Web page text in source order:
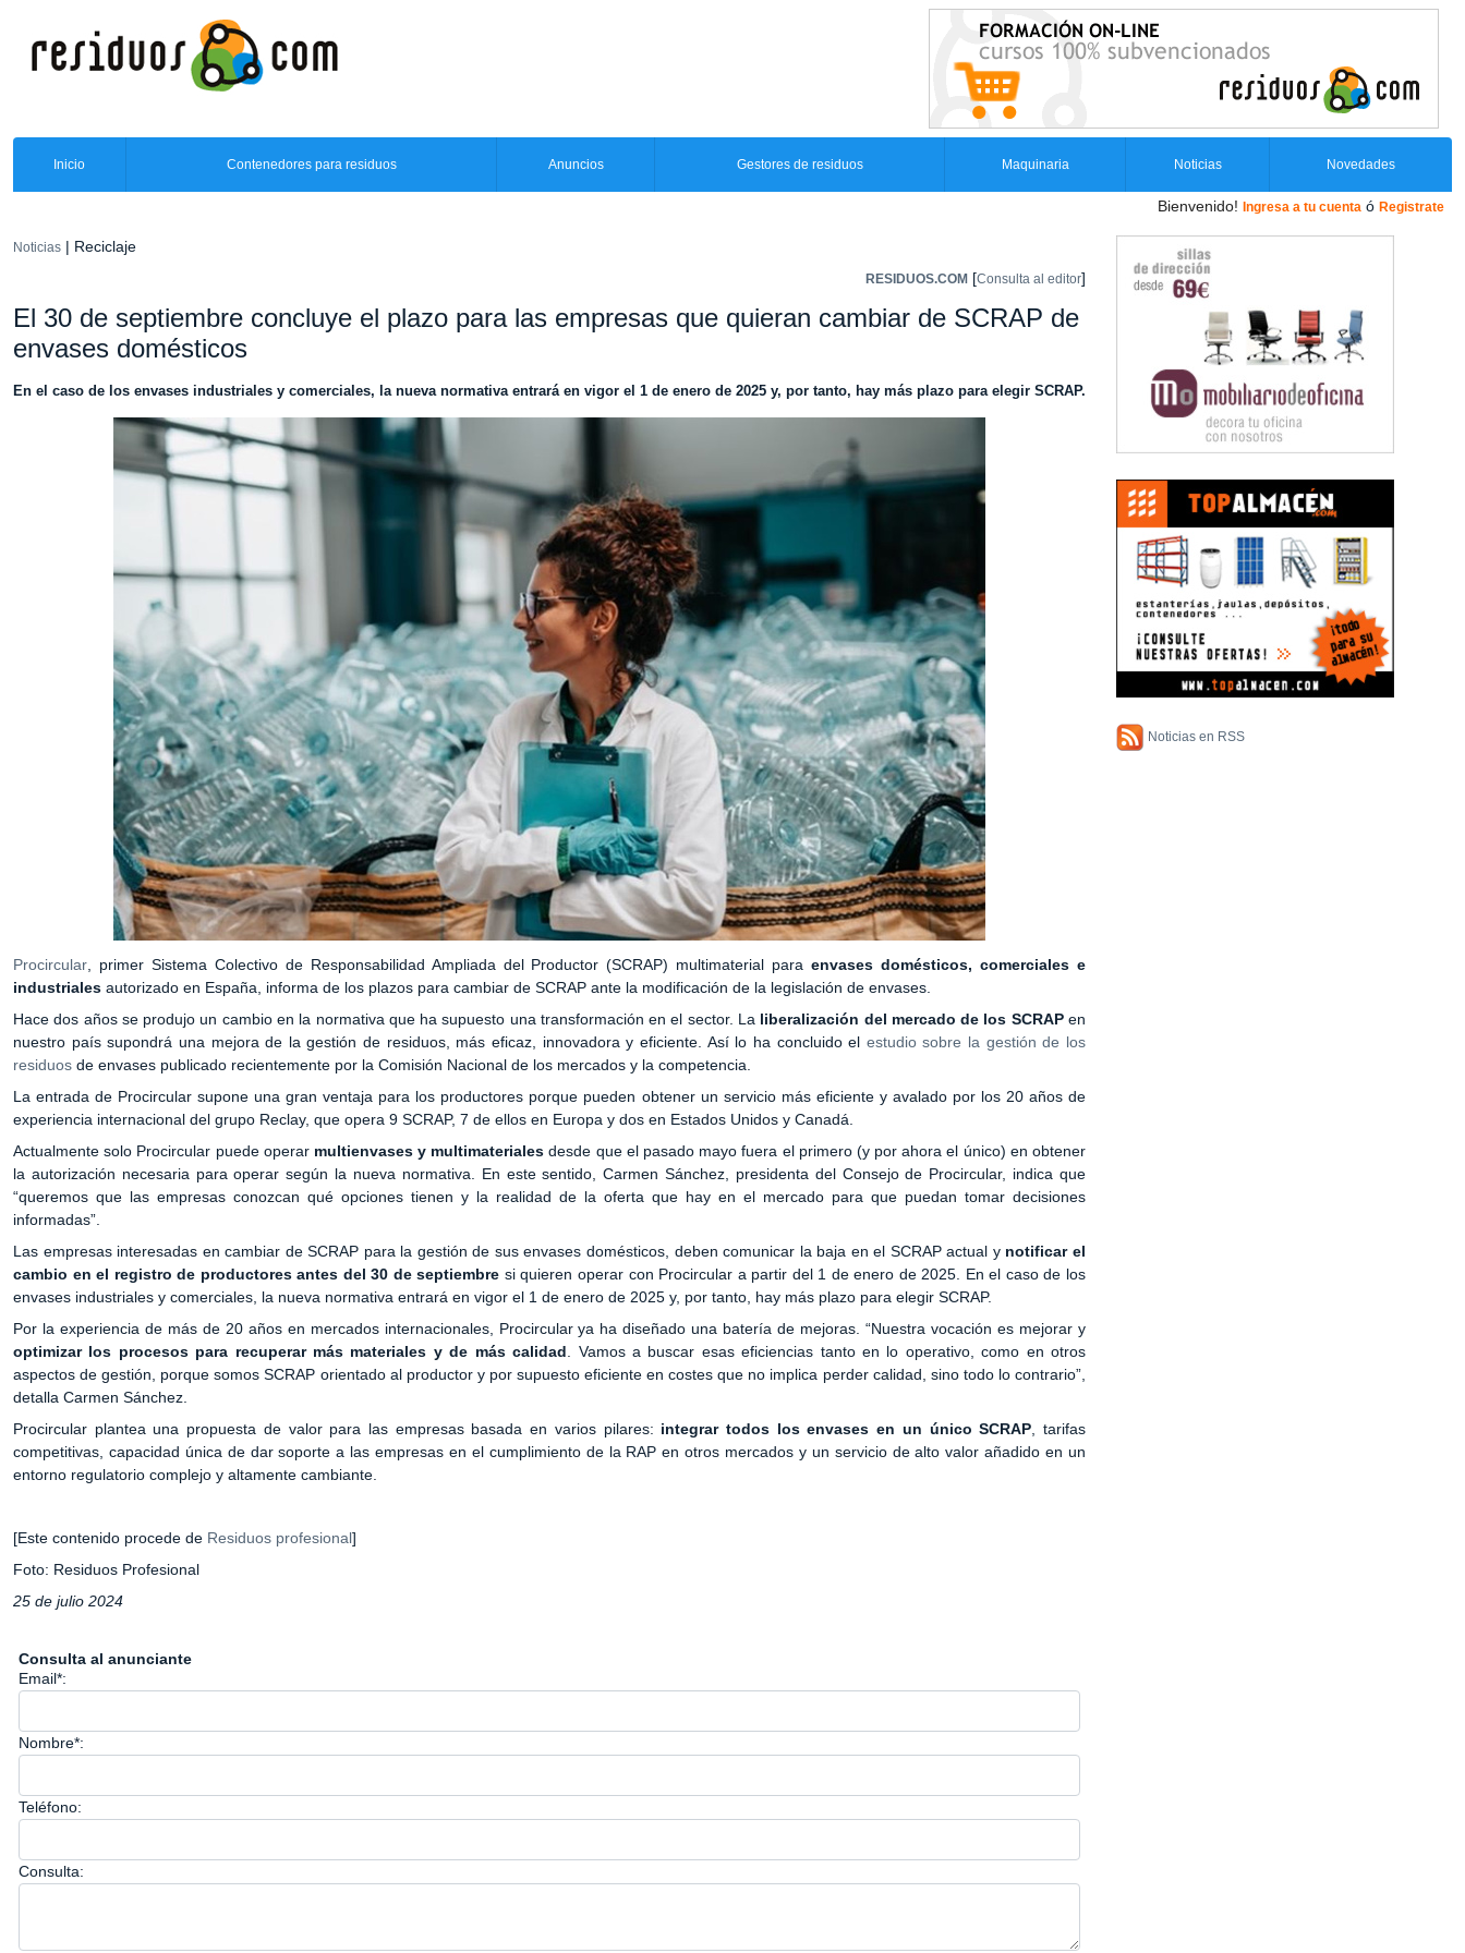
Inicio Contenedores para residuos Anuncios Gestores de residuos Maquinaria Noticias Novedades
Bienvenido! Ingresa a tu cuenta ó Registrate
Noticias | Reciclaje
RESIDUOS.COM [Consulta al editor]
El 30 de septiembre concluye el plazo para las empresas que quieran cambiar de SCRAP de
envases domésticos
En el caso de los envases industriales y comerciales, la nueva normativa entrará en vigor el 1 de enero de 2025 y, por tanto, hay más plazo para elegir SCRAP.
Procircular , primer Sistema Colectivo de Responsabilidad Ampliada del Productor (SCRAP) multimaterial paraenvases domésticos, comerciales e
industriales autorizado en España, informa de los plazos para cambiar de SCRAP ante la modificación de la legislación de envases.
Hace dos años se produjo un cambio en la normativa que ha supuesto una transformación en el sector. La liberalización del mercado de los SCRAPen
nuestro país supondrá una mejora de la gestión de residuos, más eficaz, innovadora y eficiente. Así lo ha concluido el estudio sobre la gestión de los
residuos de envases publicado recientemente por la Comisión Nacional de los mercados y la competencia.
La entrada de Procircular supone una gran ventaja para los productores porque pueden obtener un servicio más eficiente y avalado por los 20 años de
experiencia internacional del grupo Reclay, que opera 9 SCRAP, 7 de ellos en Europa y dos en Estados Unidos y Canadá.
Actualmente solo Procircular puede operar multienvases y multimateriales desde que el pasado mayo fuera el primero (y por ahora el único) en obtener
la autorización necesaria para operar según la nueva normativa. En este sentido, Carmen Sánchez, presidenta del Consejo de Procircular, indica que
“queremos que las empresas conozcan qué opciones tienen y la realidad de la oferta que hay en el mercado para que puedan tomar decisiones
informadas”.
Las empresas interesadas en cambiar de SCRAP para la gestión de sus envases domésticos, deben comunicar la baja en el SCRAP actual y notificar el
cambio en el registro de productores antes del 30 de septiembre si quieren operar con Procircular a partir del 1 de enero de 2025. En el caso de los
envases industriales y comerciales, la nueva normativa entrará en vigor el 1 de enero de 2025 y, por tanto, hay más plazo para elegir SCRAP.
Por la experiencia de más de 20 años en mercados internacionales, Procircular ya ha diseñado una batería de mejoras. “Nuestra vocación es mejorar y
optimizar los procesos para recuperar más materiales y de más calidad . Vamos a buscar esas eficiencias tanto en lo operativo, como en otros
aspectos de gestión, porque somos SCRAP orientado al productor y por supuesto eficiente en costes que no implica perder calidad, sino todo lo contrario”,
detalla Carmen Sánchez.
Procircular plantea una propuesta de valor para las empresas basada en varios pilares: integrar todos los envases en un único SCRAP , tarifas
competitivas, capacidad única de dar soporte a las empresas en el cumplimiento de la RAP en otros mercados y un servicio de alto valor añadido en un
entorno regulatorio complejo y altamente cambiante.
[Este contenido procede de Residuos profesional]
Foto: Residuos Profesional
25 de julio 2024
Consulta al anunciante
Email*:
Nombre*:
Teléfono:
Consulta:
Noticias en RSS